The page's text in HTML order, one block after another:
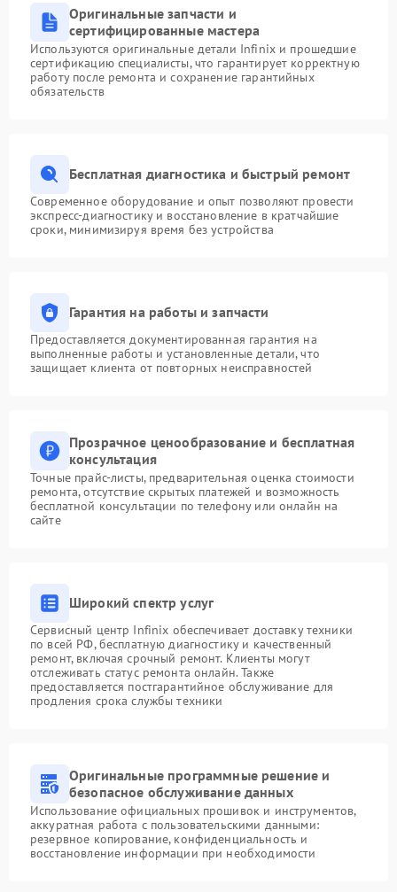
Оригинальные запчасти и
сертифицированные мастера
Используются оригинальные детали Infinix и прошедшие
сертификацию специалисты, что гарантирует корректную
работу после ремонта и сохранение гарантийных
обязательств
Бесплатная диагностика и быстрый ремонт
Современное оборудование и опыт позволяют провести
экспресс-диагностику и восстановление в кратчайшие
сроки, минимизируя время без устройства
Гарантия на работы и запчасти
Предоставляется документированная гарантия на
выполненные работы и установленные детали, что
защищает клиента от повторных неисправностей
Прозрачное ценообразование и бесплатная
консультация
Точные прайс-листы, предварительная оценка стоимости
ремонта, отсутствие скрытых платежей и возможность
бесплатной консультации по телефону или онлайн на
сайте
Широкий спектр услуг
Сервисный центр Infinix обеспечивает доставку техники
по всей РФ, бесплатную диагностику и качественный
ремонт, включая срочный ремонт. Клиенты могут
отслеживать статус ремонта онлайн. Также
предоставляется постгарантийное обслуживание для
продления срока службы техники
Оригинальные программные решение и
безопасное обслуживание данных
Использование официальных прошивок и инструментов,
аккуратная работа с пользовательскими данными:
резервное копирование, конфиденциальность и
восстановление информации при необходимости